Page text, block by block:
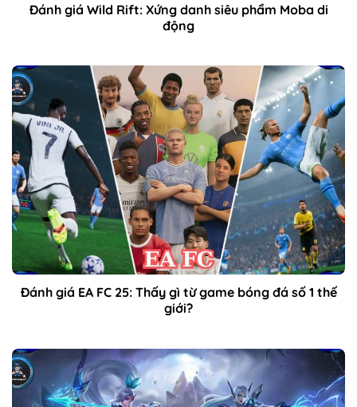
Đánh giá Wild Rift: Xứng danh siêu phẩm Moba di
động
Đánh giá EA FC 25: Thấy gì từ game bóng đá số 1 thế
giới?